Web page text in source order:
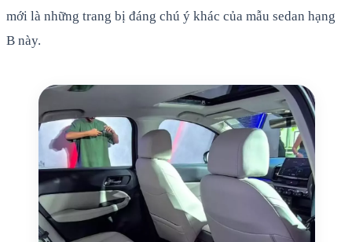
mới là những trang bị đáng chú ý khác của mẫu sedan hạng
B này.